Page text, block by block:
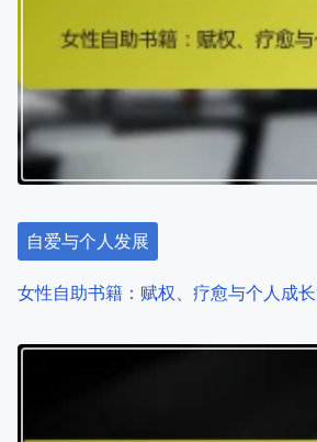
v
i
g
a
t
i
o
自爱与个人发展
女性自助书籍：赋权、疗愈与个人成